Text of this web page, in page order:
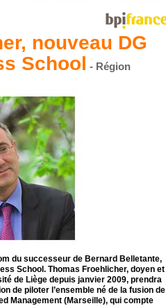
nouveau DG
School - Région
du successeur de Bernard Belletante,
School. Thomas Froehlicher, doyen et
de Liège depuis janvier 2009, prendra
de piloter l’ensemble né de la fusion de
Management (Marseille), qui compte